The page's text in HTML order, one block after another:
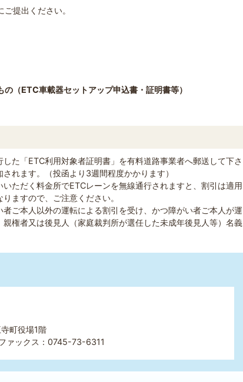
提出ください。
（ETC車載器セットアップ申込書・証明書等）
た「ETC利用対象者証明書」を有料道路事業者へ郵送して下さ
れます。（投函より3週間程度かかります）
ただく料金所でETCレーンを無線通行されますと、割引は適用
ますので、ご注意ください。
ご本人以外の運転による割引を受け、かつ障がい者ご本人が運
権者又は後見人（家庭裁判所が選任した未成年後見人等）名義
町役場1階
ァックス：0745-73-6311